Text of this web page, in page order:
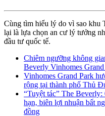
Cùng tìm hiểu lý do vì sao khu
lại là lựa chọn an cư lý tưởng
đầu tư quốc tế.
Chiêm ngưỡng không
Beverly Vinhomes
Vinhomes Grand Park
rộng tại thành phố Thủ
“Tuyệt tác” The
hạn, biên lợi nhuận bất
đồng